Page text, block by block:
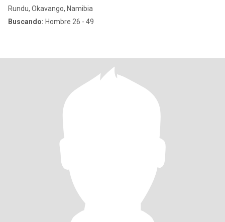
Rundu, Okavango, Namibia
Buscando: Hombre 26 - 49